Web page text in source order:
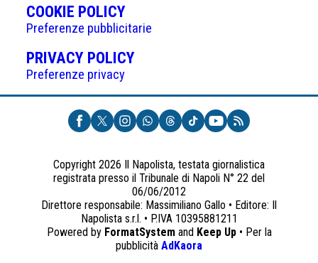
COOKIE POLICY(APRE
IN
UNA
NUOVA
Preferenze pubblicitarie
PRIVACY POLICY(APRE
UNA
NUOVA
SCHEDA)
Preferenze privacy
Copyright 2026 Il Napolista, testata giornalistica
registrata presso il Tribunale di Napoli N° 22 del
06/06/2012
Direttore responsabile: Massimiliano Gallo • Editore: Il
Napolista s.r.l. • P.IVA 10395881211
Powered by FormatSystemand Keep Up• Per la
pubblicità AdKaora